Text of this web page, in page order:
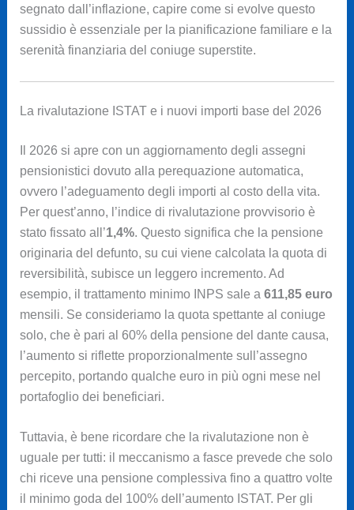
segnato dall’inflazione, capire come si evolve questo
sussidio è essenziale per la pianificazione familiare e la
serenità finanziaria del coniuge superstite.
La rivalutazione ISTAT e i nuovi importi base del 2026
Il 2026 si apre con un aggiornamento degli assegni
pensionistici dovuto alla perequazione automatica,
ovvero l’adeguamento degli importi al costo della vita.
Per quest’anno, l’indice di rivalutazione provvisorio è
stato fissato all’1,4%. Questo significa che la pensione
originaria del defunto, su cui viene calcolata la quota di
reversibilità, subisce un leggero incremento. Ad
esempio, il trattamento minimo INPS sale a 611,85 euro
mensili. Se consideriamo la quota spettante al coniuge
solo, che è pari al 60% della pensione del dante causa,
l’aumento si riflette proporzionalmente sull’assegno
percepito, portando qualche euro in più ogni mese nel
portafoglio dei beneficiari.
Tuttavia, è bene ricordare che la rivalutazione non è
uguale per tutti: il meccanismo a fasce prevede che solo
chi riceve una pensione complessiva fino a quattro volte
il minimo goda del 100% dell’aumento ISTAT. Per gli